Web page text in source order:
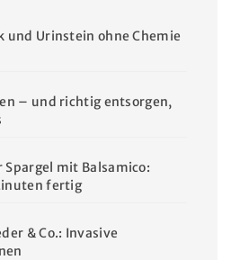
und Urinstein ohne Chemie
– und richtig entsorgen,
mit Balsamico:
fertig
& Co.: Invasive